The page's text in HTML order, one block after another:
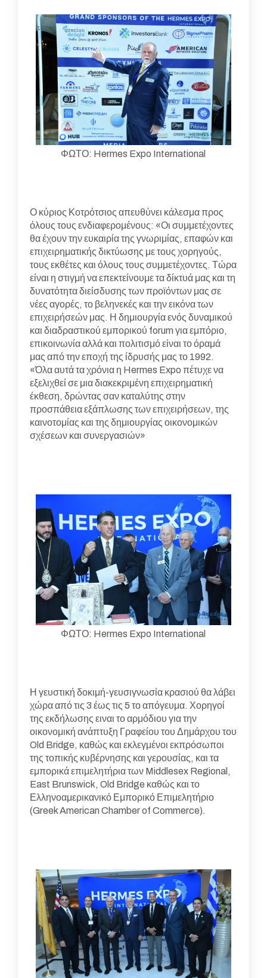
ΦΩΤΟ: Hermes Expo International
Ο κύριος Κοτρότσιος απευθύνει κάλεσμα προς
όλους τους ενδιαφερομένους: «Οι συμμετέχοντες
θα έχουν την ευκαιρία της γνωριμίας, επαφών και
επιχειρηματικής δικτύωσης με τους χορηγούς,
τους εκθέτες και όλους τους συμμετέχοντες. Τώρα
είναι η στιγμή να επεκτείνουμε τα δίκτυά μας και τη
δυνατότητα διείσδυσης των προϊόντων μας σε
νέες αγορές, το βεληνεκές και την εικόνα των
επιχειρήσεών μας. Η δημιουργία ενός δυναμικού
και διαδραστικού εμπορικού forum για εμπόριο,
επικοινωνία αλλά και πολιτισμό είναι το όραμά
μας από την εποχή της ίδρυσής μας το 1992.
«Όλα αυτά τα χρόνια η Hermes Expo πέτυχε να
εξελιχθεί σε μια διακεκριμένη επιχειρηματική
έκθεση, δρώντας σαν καταλύτης στην
προσπάθεια εξάπλωσης των επιχειρήσεων, της
καινοτομίας και της δημιουργίας οικονομικών
σχέσεων και συνεργασιών»
ΦΩΤΟ: Hermes Expo International
Η γευστική δοκιμή-γευσιγνωσία κρασιού θα λάβει
χώρα από τις 3 έως τις 5 το απόγευμα. Χορηγοί
της εκδήλωσης ειναι το αρμόδιου για την
οικονομική ανάπτυξη Γραφείου του Δημάρχου του
Old Bridge, καθώς και εκλεγμένοι εκπρόσωποι
της τοπικής κυβέρνησης και γερουσίας, και τα
εμπορικά επιμελητήρια των Middlesex Regional,
East Brunswick, Old Bridge καθώς και το
Ελληνοαμερικανικό Εμπορικό Επιμελητήριο
(Greek American Chamber of Commerce).